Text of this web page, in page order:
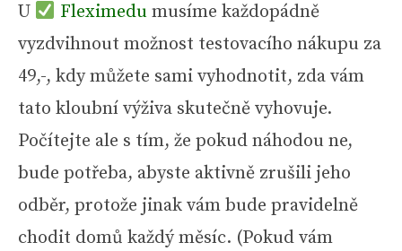
U Fleximedumusíme každopádně
vyzdvihnout možnost testovacího nákupu za
49,-, kdy můžete sami vyhodnotit, zda vám
tato kloubní výživa skutečně vyhovuje.
Počítejte ale s tím, že pokud náhodou ne,
bude potřeba, abyste aktivně zrušili jeho
odběr, protože jinak vám bude pravidelně
chodit domů každý měsíc. (Pokud vám